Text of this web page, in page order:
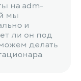
на adm-
мы
и
ли он под
делать